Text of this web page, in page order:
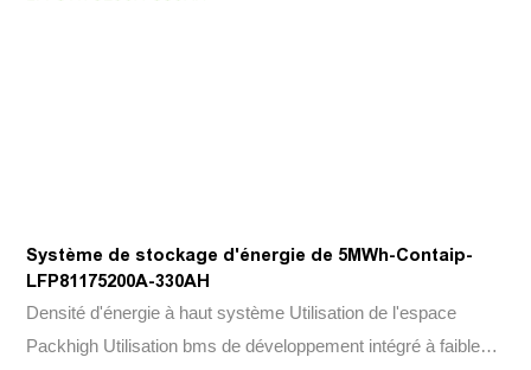
Système de stockage d'énergie de 5MWh-Contaip-
LFP81175200A-330AH
Densité d'énergie à haut système Utilisation de l'espace
Packhigh Utilisation bms de développement intégré à faible